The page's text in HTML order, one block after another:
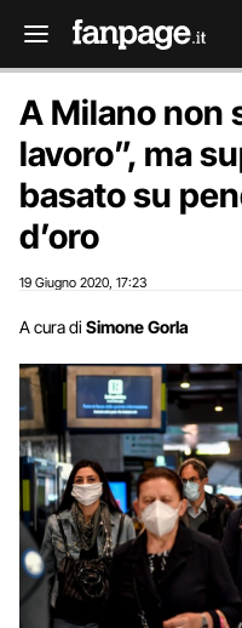
A Milano non
lavoro”, ma
basato su
d’oro
19 Giugno 2020 17:23
A cura di Simone Gorla